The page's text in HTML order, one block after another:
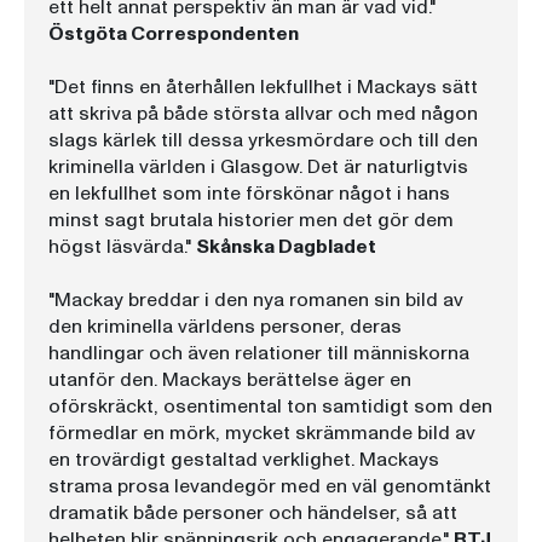
ett helt annat perspektiv än man är vad vid."
Östgöta Correspondenten
"Det finns en återhållen lekfullhet i Mackays sätt
att skriva på både största allvar och med någon
slags kärlek till dessa yrkesmördare och till den
kriminella världen i Glasgow. Det är naturligtvis
en lekfullhet som inte förskönar något i hans
minst sagt brutala historier men det gör dem
högst läsvärda." Skånska Dagbladet
"Mackay breddar i den nya romanen sin bild av
den kriminella världens personer, deras
handlingar och även relationer till människorna
utanför den. Mackays berättelse äger en
oförskräckt, osentimental ton samtidigt som den
förmedlar en mörk, mycket skrämmande bild av
en trovärdigt gestaltad verklighet. Mackays
strama prosa levandegör med en väl genomtänkt
dramatik både personer och händelser, så att